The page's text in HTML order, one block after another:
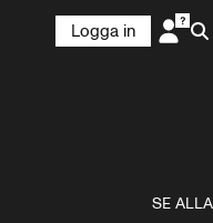
Logga in
SE ALLA